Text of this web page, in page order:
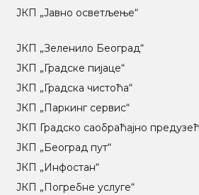
ЈКП „Јавно осветљење“
ЈКП „Зеленило Београд“
ЈКП „Градске пијаце“
ЈКП „Градска чистоћа“
ЈКП „Паркинг сервис“
ЈКП Градско саобраћајно
ЈКП „Београд пут“
ЈКП „Инфостан“
ЈКП „Погребне услуге“